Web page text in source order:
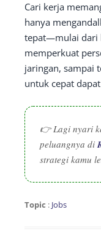
Cari kerja
hanya
tepat—mulai dari
memperkuat
jaringan, sampai
untuk cepat
👉 Lagi nyari
peluangnya di
strategi kamu
Topic : Jobs